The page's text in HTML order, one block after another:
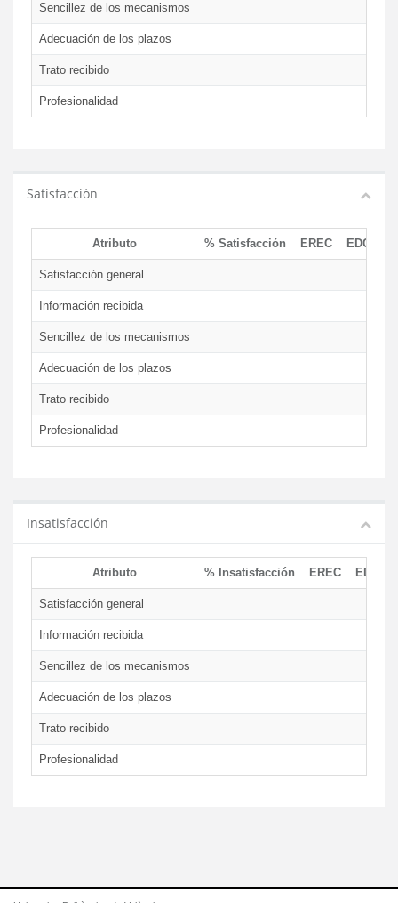
Sencillez de los mecanismos
Adecuación de los plazos
Trato recibido
Profesionalidad
Satisfacción
Atributo % Satisfacción EREC EDCEN
Satisfacción general
Información recibida
Sencillez de los mecanismos
Adecuación de los plazos
Trato recibido
Profesionalidad
Insatisfacción
Atributo % Insatisfacción EREC EDCEN
Satisfacción general
Información recibida
Sencillez de los mecanismos
Adecuación de los plazos
Trato recibido
Profesionalidad